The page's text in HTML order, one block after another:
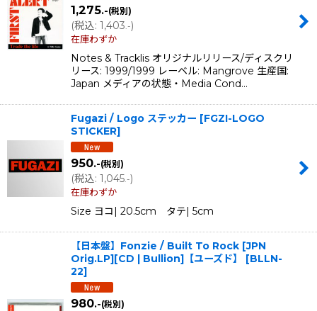
1,275.-(税別)
(税込: 1,403.-)
在庫わずか
Notes & Tracklis オリジナルリリース/ディスクリ
リース: 1999/1999 レーベル: Mangrove 生産国:
Japan メディアの状態・Media Cond…
Fugazi / Logo ステッカー [FGZI-LOGO
STICKER]
950.-(税別)
(税込: 1,045 .-)
在庫わずか
Size ヨコ| 20.5cm タテ| 5cm
【日本盤】Fonzie / Built To Rock [JPN
Orig.LP][CD | Bullion]【ユーズド】
[BLLN-
22]
980.-(税別)